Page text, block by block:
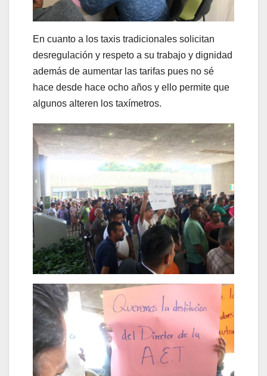
En cuanto a los taxis tradicionales solicitan
desregulación y respeto a su trabajo y dignidad
además de aumentar las tarifas pues no sé
hace desde hace ocho años y ello permite que
algunos alteren los taxímetros.